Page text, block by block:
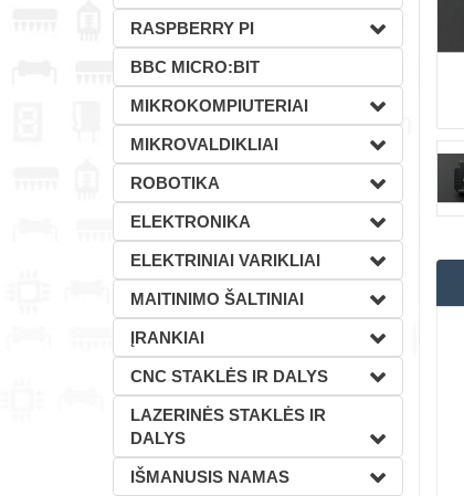
RASPBERRY PI
BBC MICRO:BIT
MIKROKOMPIUTERIAI
MIKROVALDIKLIAI
ROBOTIKA
ELEKTRONIKA
ELEKTRINIAI VARIKLIAI
MAITINIMO ŠALTINIAI
ĮRANKIAI
CNC STAKLĖS IR DALYS
LAZERINĖS STAKLĖS IR
DALYS
IŠMANUSIS NAMAS